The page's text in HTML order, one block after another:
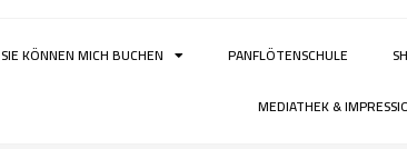
SIE KÖNNEN MICH BUCHEN PANFLÖTENSCHULE
MEDIATHEK &